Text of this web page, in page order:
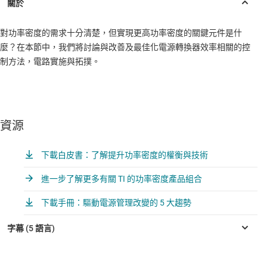
對功率密度的需求十分清楚，但實現更高功率密度的關鍵元件是什
麼？在本節中，我們將討論與改善及最佳化電源轉換器效率相關的控
制方法，電路實施與拓撲。
資源
下載白皮書：了解提升功率密度的權衡與技術
進一步了解更多有關 TI 的功率密度產品組合
下載手冊：驅動電源管理改變的 5 大趨勢